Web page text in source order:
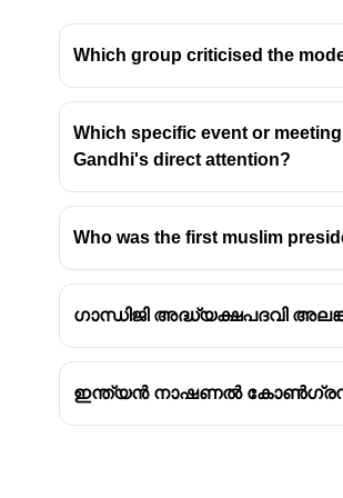
സർ ചേറ്റൂർ ശങ്കരൻ
നാഷണൽ
നിലവിൽ ഈ പദവി
Which group criticised the
Which specific event or
Gandhi's direct attention?
Who was the first muslim
ഗാന്ധിജി അദ്ധ്യക്ഷപദവി
ഇന്ത്യൻ നാഷണൽ കോൺഗ്രസ്